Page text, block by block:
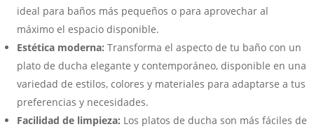
ideal para baños más pequeños o para aprovechar al
máximo el espacio disponible.
Estética moderna: Transforma el aspecto de tu baño con un
plato de ducha elegante y contemporáneo, disponible en una
variedad de estilos, colores y materiales para adaptarse a tus
preferencias y necesidades.
Facilidad de limpieza: Los platos de ducha son más fáciles de